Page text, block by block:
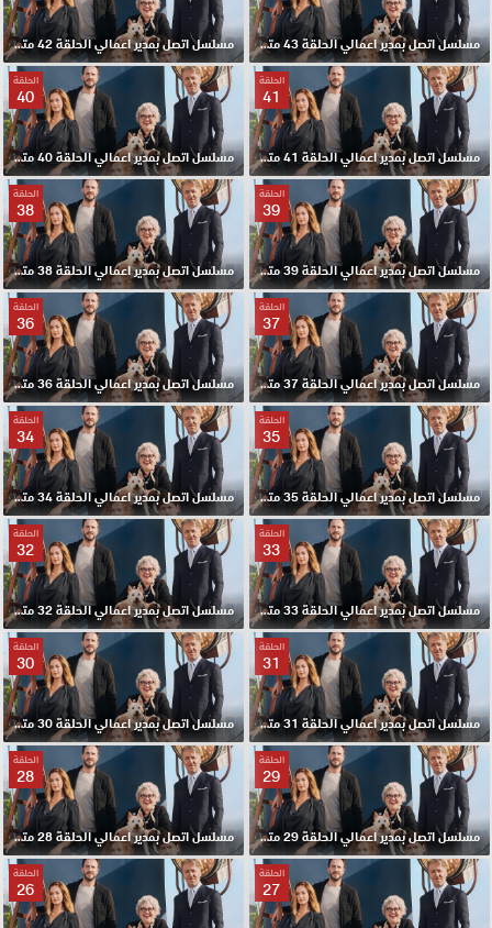
مسلسل اتصل بمدير اعمالي الحلقة 43 مترجم HD مسلسل اتصل بمدير اعمالي الحلقة 42 مترجم HD
الحلقة
41
مسلسل اتصل بمدير اعمالي الحلقة 41 مترجم HD
الحلقة
40
مسلسل اتصل بمدير اعمالي الحلقة 40 مترجم HD
الحلقة
39
مسلسل اتصل بمدير اعمالي الحلقة 39 مترجم HD
الحلقة
38
مسلسل اتصل بمدير اعمالي الحلقة 38 مترجم HD
الحلقة
37
مسلسل اتصل بمدير اعمالي الحلقة 37 مترجم HD
الحلقة
36
مسلسل اتصل بمدير اعمالي الحلقة 36 مترجم HD
الحلقة
35
مسلسل اتصل بمدير اعمالي الحلقة 35 مترجم HD
الحلقة
34
مسلسل اتصل بمدير اعمالي الحلقة 34 مترجم HD
الحلقة
33
مسلسل اتصل بمدير اعمالي الحلقة 33 مترجم HD
الحلقة
32
مسلسل اتصل بمدير اعمالي الحلقة 32 مترجم HD
الحلقة
31
مسلسل اتصل بمدير اعمالي الحلقة 31 مترجم HD
الحلقة
30
مسلسل اتصل بمدير اعمالي الحلقة 30 مترجم HD
الحلقة
29
مسلسل اتصل بمدير اعمالي الحلقة 29 مترجم HD
الحلقة
28
مسلسل اتصل بمدير اعمالي الحلقة 28 مترجم HD
الحلقة
27
الحلقة
26